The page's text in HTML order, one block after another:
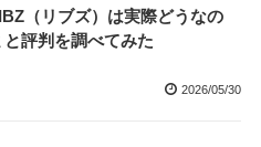
（リブズ）は実際どうなの
評判を調べてみた
2026/05/30